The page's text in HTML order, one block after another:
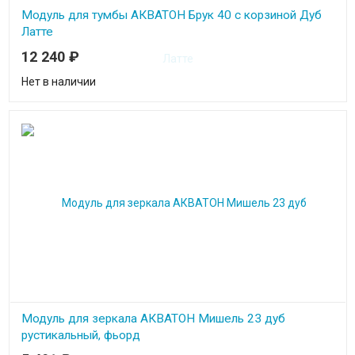
Модуль для тумбы АКВАТОН Брук 40 с корзиной Дуб
Латте
12 240 ₽
Нет в наличии
Модуль для зеркала АКВАТОН Мишель 23 дуб
рустикальный, фьорд